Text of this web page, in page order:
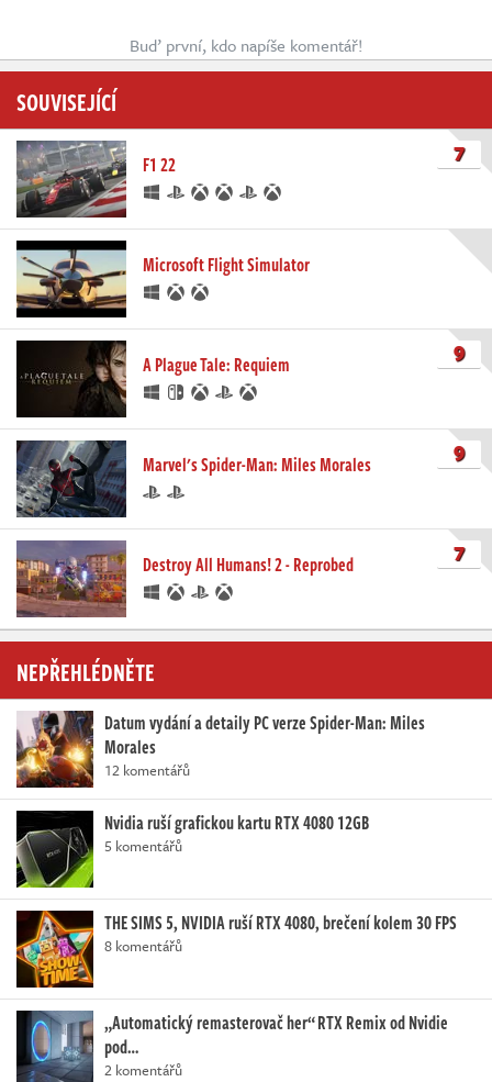
Buď první, kdo napíše komentář!
SOUVISEJÍCÍ
F1 22 7
Microsoft Flight Simulator
A Plague Tale: Requiem 9
Marvel's Spider-Man: Miles Morales 9
Destroy All Humans! 2 - Reprobed 7
NEPŘEHLÉDNĚTE
Datum vydání a detaily PC verze Spider-Man: Miles
Morales
12 komentářů
Nvidia ruší grafickou kartu RTX 4080 12GB
5 komentářů
THE SIMS 5, NVIDIA ruší RTX 4080, brečení kolem 30 FPS
8 komentářů
„Automatický remasterovač her“ RTX Remix od Nvidie
pod…
2 komentářů